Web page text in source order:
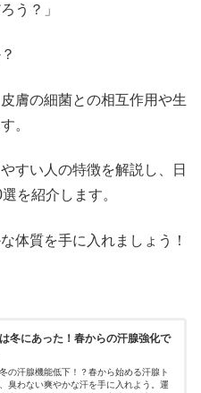
う？」
膚の細菌との相互作用や生
。
すい人の特徴を解説し、日
を紹介します。
体質を手に入れましょう！
冬にあった！春からの汗腺強化で
の汗腺機能低下！？春から始める汗腺ト
臭わない爽やかな汗を手に入れよう。運